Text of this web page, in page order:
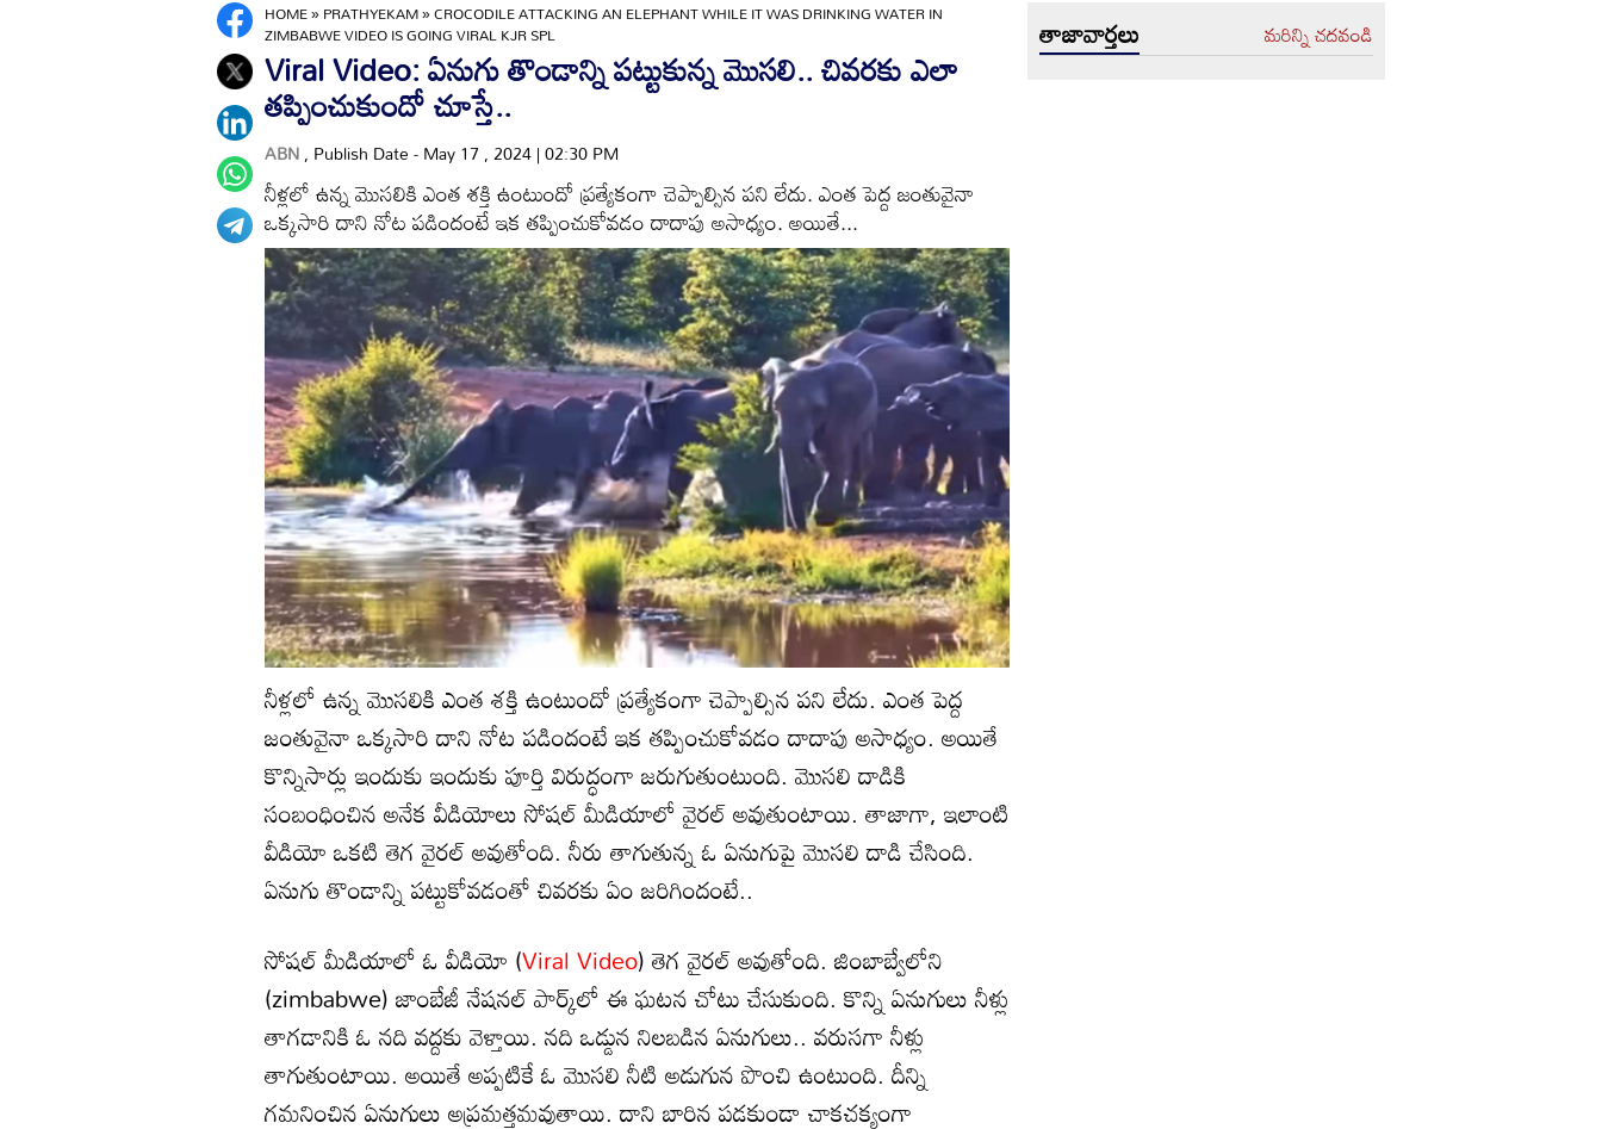
HOME»PRATHYEKAM»CROCODILE ATTACKING AN ELEPHANT WHILE IT WAS DRINKING WATER IN
ZIMBABWE VIDEO IS GOING VIRAL KJR SPL
Viral Video: ఏనుగు తొండాన్ని పట్టుకున్న మొసలి.. చివరకు ఎలా
తప్పించుకుందో చూస్తే..
ABN, Publish Date - May 17 , 2024 | 02:30 PM
నీళ్లలో ఉన్న మొసలికి ఎంత శక్తి ఉంటుందో ప్రత్యేకంగా చెప్పాల్సిన పని లేదు. ఎంత పెద్ద జంతువైనా
ఒక్కసారి దాని నోట పడిందంటే ఇక తప్పించుకోవడం దాదాపు అసాధ్యం. అయితే...
నీళ్లలో ఉన్న మొసలికి ఎంత శక్తి ఉంటుందో ప్రత్యేకంగా చెప్పాల్సిన పని లేదు. ఎంత పెద్ద
జంతువైనా ఒక్కసారి దాని నోట పడిందంటే ఇక తప్పించుకోవడం దాదాపు అసాధ్యం. అయితే
కొన్నిసార్లు ఇందుకు ఇందుకు పూర్తి విరుద్ధంగా జరుగుతుంటుంది. మొసలి దాడికి
సంబంధించిన అనేక వీడియోలు సోషల్ మీడియాలో వైరల్ అవుతుంటాయి. తాజాగా, ఇలాంటి
వీడియో ఒకటి తెగ వైరల్ అవుతోంది. నీరు తాగుతున్న ఓ ఏనుగుపై మొసలి దాడి చేసింది.
ఏనుగు తొండాన్ని పట్టుకోవడంతో చివరకు ఏం జరిగిందంటే..
సోషల్ మీడియాలో ఓ వీడియో (Viral Video) తెగ వైరల్ అవుతోంది. జింబాబ్వేలోని
(zimbabwe) జాంబేజీ నేషనల్ పార్క్‌లో ఈ ఘటన చోటు చేసుకుంది. కొన్ని ఏనుగులు నీళ్లు
తాగడానికి ఓ నది వద్దకు వెళ్తాయి. నది ఒడ్డున నిలబడిన ఏనుగులు.. వరుసగా నీళ్లు
తాగుతుంటాయి. అయితే అప్పటికే ఓ మొసలి నీటి అడుగున పొంచి ఉంటుంది. దీన్ని
గమనించిన ఏనుగులు అప్రమత్తమవుతాయి. దాని బారిన పడకుండా చాకచక్యంగా
తాజావార్తలు మరిన్ని చదవండి